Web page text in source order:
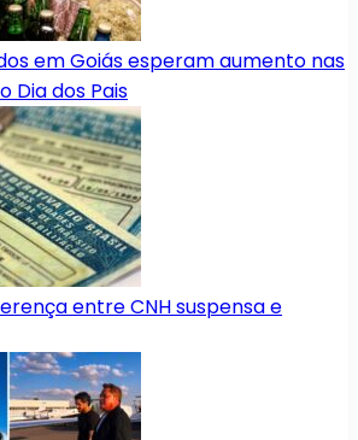
em Goiás esperam aumento nas
Dia dos Pais
entre CNH suspensa e